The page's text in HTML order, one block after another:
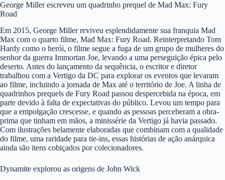
George Miller escreveu um quadrinho prequel de Mad Max: Fury
Road
Em 2015, George Miller reviveu esplendidamente sua franquia Mad
Max com o quarto filme, Mad Max: Fury Road. Reinterpretando Tom
Hardy como o herói, o filme segue a fuga de um grupo de mulheres do
senhor da guerra Immortan Joe, levando a uma perseguição épica pelo
deserto. Antes do lançamento da sequência, o escritor e diretor
trabalhou com a Vertigo da DC para explorar os eventos que levaram
ao filme, incluindo a jornada de Max até o território de Joe. A linha de
quadrinhos prequels de Fury Road passou despercebida na época, em
parte devido à falta de expectativas do público. Levou um tempo para
que a empolgação crescesse, e quando as pessoas perceberam a obra-
prima que tinham em mãos, a minissérie da Vertigo já havia passado.
Com ilustrações belamente elaboradas que combinam com a qualidade
do filme, uma raridade para tie-ins, essas histórias de ação anárquica
ainda são itens cobiçados por colecionadores.
Dynamite explorou as origens de John Wick